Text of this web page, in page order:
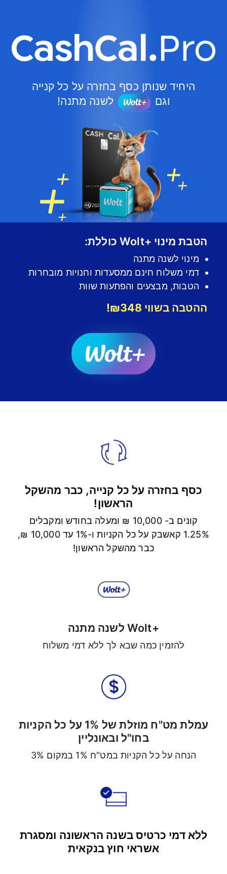
היחיד שנותן כסף בחזרה על כל קנייה
וגם
לשנה מתנה!
הטבת מינוי +Wolt כוללת:
מינוי לשנה מתנה
דמי משלוח חינם ממסעדות וחנויות מובחרות
הטבות, מבצעים והפתעות שוות
ההטבה בשווי ₪348!
כסף בחזרה על כל קנייה, כבר מהשקל
הראשון!
קונים ב- 10,000 ₪ ומעלה בחודש ומקבלים
1.25% קאשבק על כל הקניות ו-1% עד 10,000 ₪,
כבר מהשקל הראשון!
+Wolt לשנה מתנה
להזמין כמה שבא לך ללא דמי משלוח
עמלת מט"ח מוזלת של 1% על כל הקניות
בחו"ל ובאונליין
הנחה על כל הקניות במט"ח 1% במקום 3%
ללא דמי כרטיס בשנה הראשונה ומסגרת
אשראי חוץ בנקאית